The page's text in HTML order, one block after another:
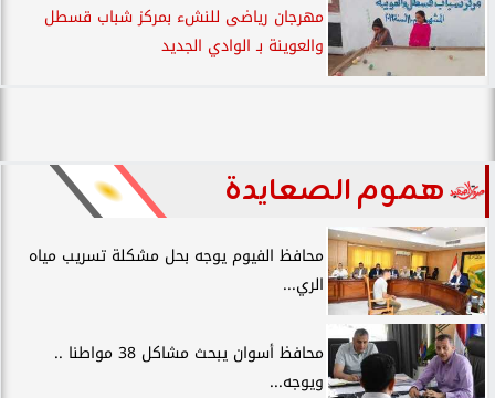
مهرجان رياضى للنشء بمركز شباب قسطل
والعوينة بـ الوادي الجديد
هموم الصعايدة
محافظ الفيوم يوجه بحل مشكلة تسريب مياه
الري...
محافظ أسوان يبحث مشاكل 38 مواطنا ..
ويوجه...